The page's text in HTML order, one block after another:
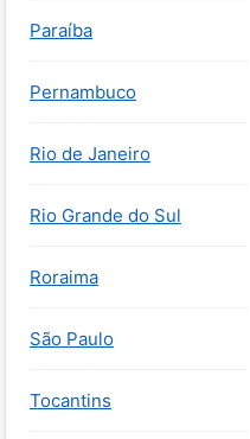
Paraíba
Pernambuco
Rio de Janeiro
Rio Grande do Sul
Roraima
São Paulo
Tocantins